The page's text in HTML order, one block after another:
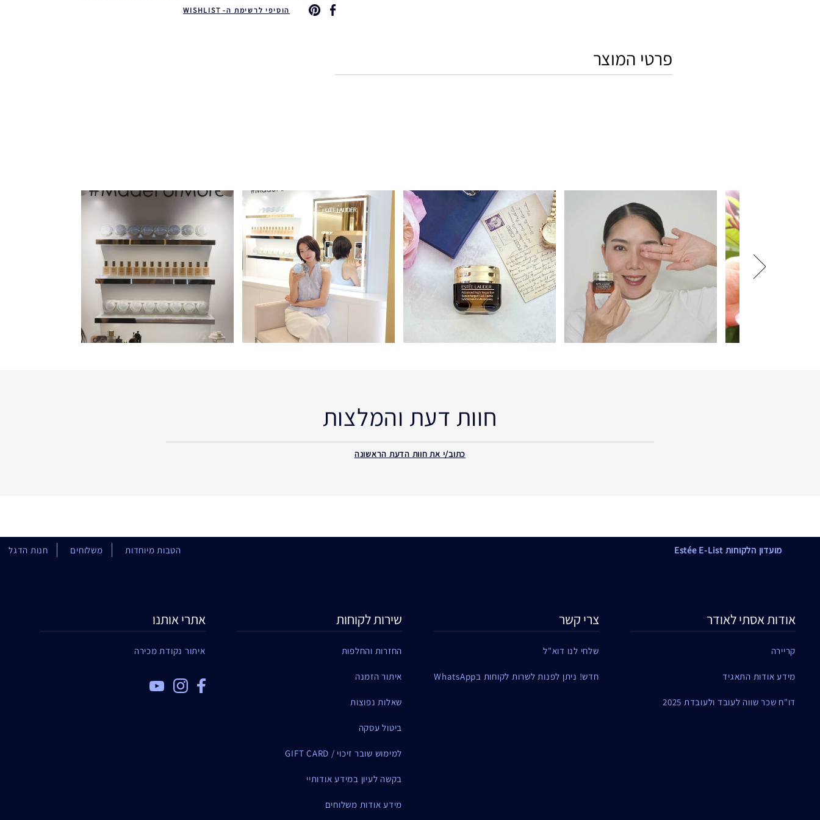
הוסיפי לרשימת ה- WISHLIST
פרטי המוצר
חוות דעת והמלצות
כתוב/י את חוות הדעת הראשונה
מועדון הלקוחות Estée E-List הטבות מיוחדות משלוחים חנות הדגל
אודות אסתי לאודר
קריירה
מידע אודות התאגיד
דו"ח שכר שווה לעובד ולעובדת 2025
צרי קשר
שלחי לנו דוא"ל
חדש! ניתן לפנות לשרות לקוחות בWhatsApp
שירות לקוחות
החזרות והחלפות
איתור הזמנה
שאלות נפוצות
ביטול עסקה
למימוש שובר זיכוי / GIFT CARD
בקשה לעיון במידע אודותיי
מידע אודות משלוחים
אתרי אותנו
איתור נקודת מכירה